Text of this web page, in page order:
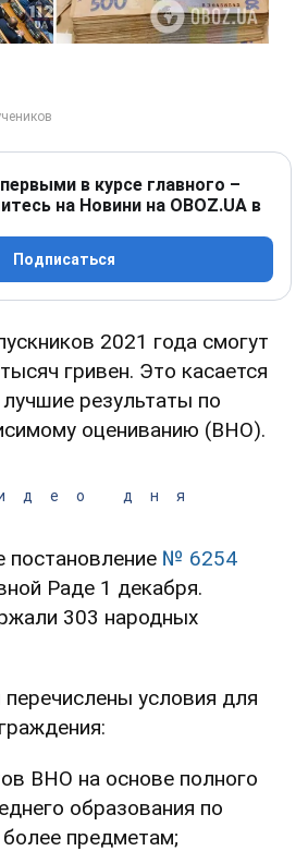
в курсе главного –
на Новини на OBOZ.UA в
Подписаться
2021 года смогут
гривен. Это касается
результаты по
оцениванию (ВНО).
дня
№ 6254
Раде 1 декабря.
303 народных
перечислены условия для
ВНО на основе полного
образования по
предметам;